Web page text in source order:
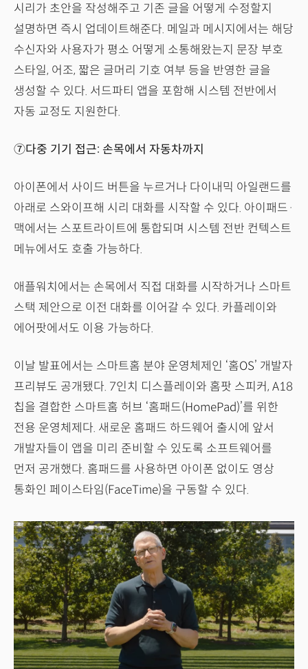
시리가 초안을 작성해주고 기존 글을 어떻게 수정할지
설명하면 즉시 업데이트해준다. 메일과 메시지에서는 해당
수신자와 사용자가 평소 어떻게 소통해왔는지 문장 부호
스타일, 어조, 짧은 글머리 기호 여부 등을 반영한 글을
생성할 수 있다. 서드파티 앱을 포함해 시스템 전반에서
자동 교정도 지원한다.
⑦다중 기기 접근: 손목에서 자동차까지
아이폰에서 사이드 버튼을 누르거나 다이내믹 아일랜드를
아래로 스와이프해 시리 대화를 시작할 수 있다. 아이패드·
맥에서는 스포트라이트에 통합되며 시스템 전반 컨텍스트
메뉴에서도 호출 가능하다.
애플워치에서는 손목에서 직접 대화를 시작하거나 스마트
스택 제안으로 이전 대화를 이어갈 수 있다. 카플레이와
에어팟에서도 이용 가능하다.
이날 발표에서는 스마트홈 분야 운영체제인 ‘홈OS’ 개발자
프리뷰도 공개됐다. 7인치 디스플레이와 홈팟 스피커, A18
칩을 결합한 스마트홈 허브 ‘홈패드(HomePad)’를 위한
전용 운영체제다. 새로운 홈패드 하드웨어 출시에 앞서
개발자들이 앱을 미리 준비할 수 있도록 소프트웨어를
먼저 공개했다. 홈패드를 사용하면 아이폰 없이도 영상
통화인 페이스타임(FaceTime)을 구동할 수 있다.